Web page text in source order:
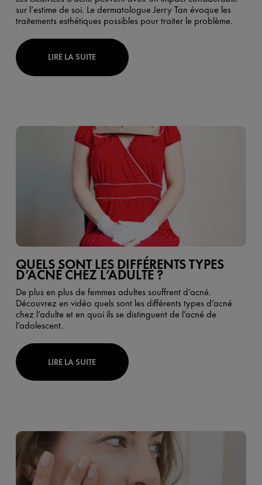
sur l’estime de soi. Le dermatologue Jerry Tan évoque les
traitements esthétiques possibles pour traiter le problème.
LIRE LA SUITE
QUELS SONT LES DIFFÉRENTS TYPES
D’ACNÉ CHEZ L’ADULTE ?
De plus en plus de femmes adultes souffrent d’acné.
Découvrez en vidéo quels sont les différents types d’acné
chez l’adulte et en quoi ils se distinguent de l’acné de
l’adolescent.
LIRE LA SUITE